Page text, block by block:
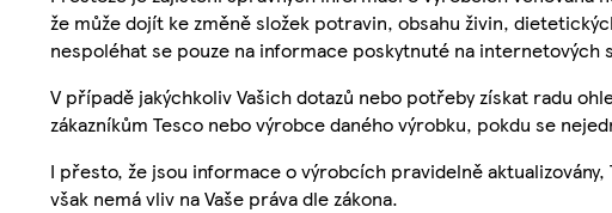
že může dojít ke změně složek potravin, obsahu živin,
nespoléhat se pouze na informace poskytnuté na internetových
V případě jakýchkoliv Vašich dotazů nebo potřeby získat radu
zákazníkům Tesco nebo výrobce daného výrobku, pokdu se
I přesto, že jsou informace o výrobcích pravidelně
však nemá vliv na Vaše práva dle zákona.